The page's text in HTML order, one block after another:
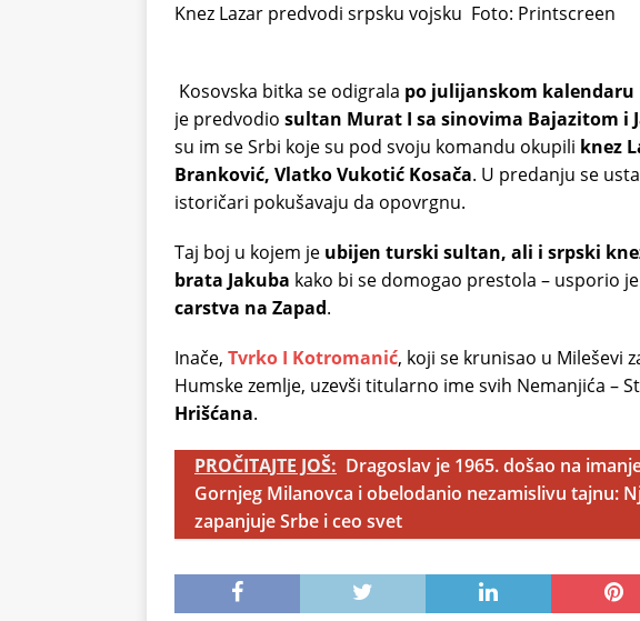
Knez Lazar predvodi srpsku vojsku Foto: Printscreen
Kosovska bitka se odigrala po julijanskom kalendaru
je predvodio sultan Murat I sa sinovima Bajazitom i
su im se Srbi koje su pod svoju komandu okupili knez
Branković, Vlatko Vukotić Kosača. U predanju se
istoričari pokušavaju da opovrgnu.
Taj boj u kojem je ubijen turski sultan, ali i srpski
brata Jakuba kako bi se domogao prestola – usporio
carstva na Zapad.
Inače, Tvrko I Kotromanić, koji se krunisao u Mileševi
Humske zemlje, uzevši titularno ime svih Nemanjića –
Hrišćana.
PROČITAJTE JOŠ: Dragoslav je 1965. došao na
Gornjeg Milanovca i obelodanio nezamislivu tajnu:
zapanjuje Srbe i ceo svet